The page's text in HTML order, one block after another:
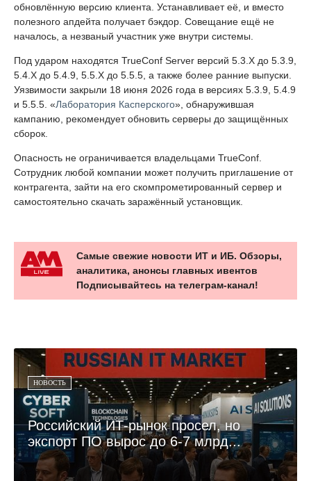
обновлённую версию клиента. Устанавливает её, и вместо
полезного апдейта получает бэкдор. Совещание ещё не
началось, а незваный участник уже внутри системы.
Под ударом находятся TrueConf Server версий 5.3.X до 5.3.9,
5.4.X до 5.4.9, 5.5.X до 5.5.5, а также более ранние выпуски.
Уязвимости закрыли 18 июня 2026 года в версиях 5.3.9, 5.4.9
и 5.5.5. «Лаборатория Касперского», обнаружившая
кампанию, рекомендует обновить серверы до защищённых
сборок.
Опасность не ограничивается владельцами TrueConf.
Сотрудник любой компании может получить приглашение от
контрагента, зайти на его скомпрометированный сервер и
самостоятельно скачать заражённый установщик.
Самые свежие новости ИТ и ИБ. Обзоры,
аналитика, анонсы главных ивентов
Подписывайтесь на телеграм-канал!
НОВОСТЬ
Российский ИТ-рынок просел, но
экспорт ПО вырос до 6-7 млрд...